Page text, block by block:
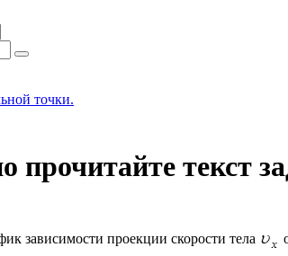
точки.
прочитайте текст
зависимости проекции скорости тела